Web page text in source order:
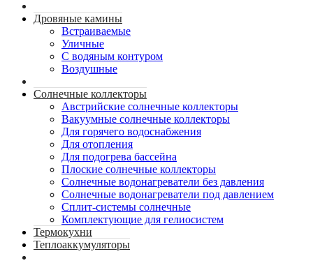
Дровяные камины
Встраиваемые
Уличные
С водяным контуром
Воздушные
Солнечные коллекторы
Австрийские солнечные коллекторы
Вакуумные солнечные коллекторы
Для горячего водоснабжения
Для отопления
Для подогрева бассейна
Плоские солнечные коллекторы
Солнечные водонагреватели без давления
Солнечные водонагреватели под давлением
Сплит-системы солнечные
Комплектующие для гелиосистем
Термокухни
Теплоаккумуляторы